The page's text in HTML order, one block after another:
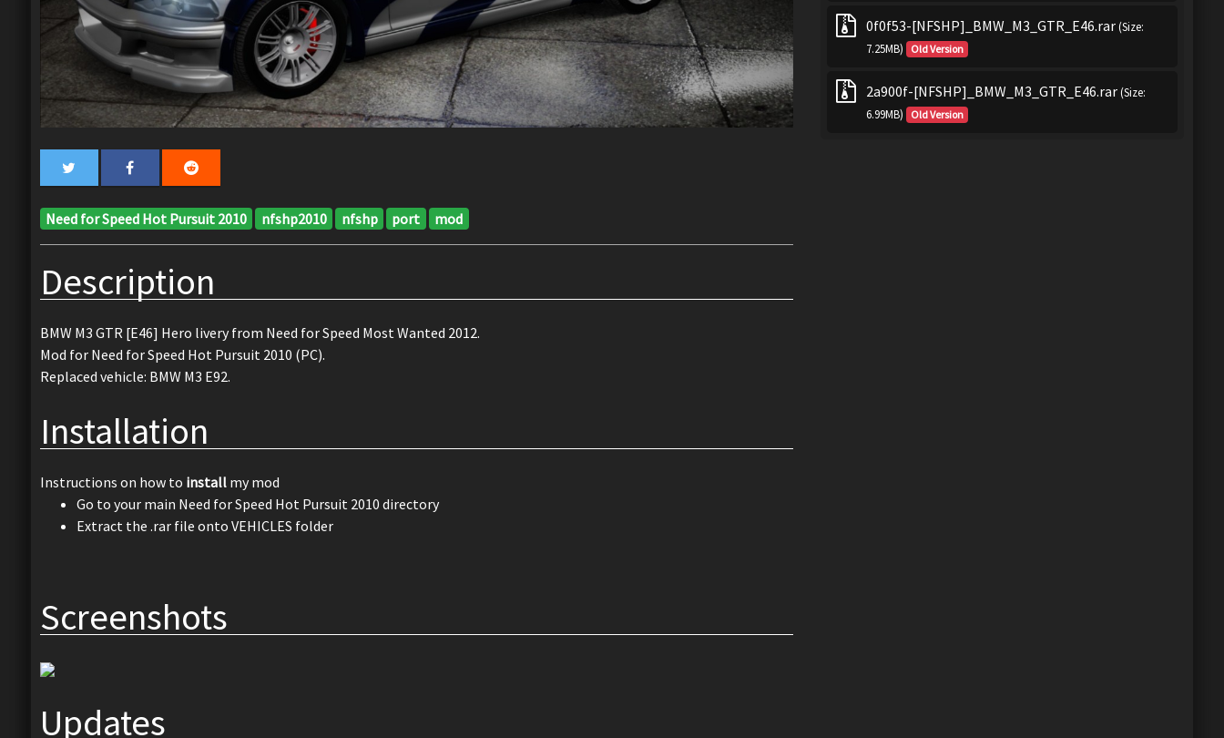
Need for Speed Hot Pursuit 2010 nfshp2010 nfshp port mod
Description
BMW M3 GTR [E46] Hero livery from Need for Speed Most Wanted 2012.
Mod for Need for Speed Hot Pursuit 2010 (PC).
Replaced vehicle: BMW M3 E92.
Installation
Instructions on how to installmy mod
Go to your main Need for Speed Hot Pursuit 2010 directory
Extract the .rar file onto VEHICLES folder
Screenshots
Updates
0f0f53-[NFSHP]_BMW_M3_GTR_E46.rar(Size:
7.25MB)
Old Version
2a900f-[NFSHP]_BMW_M3_GTR_E46.rar(Size:
6.99MB)
Old Version